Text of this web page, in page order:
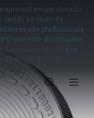
apresentam um elevado
devido ao efeito de
não profissionais
com este distribuidor.
funcionam os CFD e se
do seu dinheiro.